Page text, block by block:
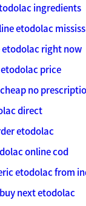
ingredients
etodolac
etodolac right now
price
no
direct
etodolac
online cod
etodolac from
next etodolac